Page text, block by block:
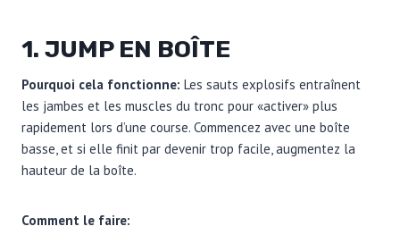
1. JUMP EN BOÎTE
Pourquoi cela fonctionne: Les sauts explosifs entraînent
les jambes et les muscles du tronc pour «activer» plus
rapidement lors d’une course. Commencez avec une boîte
basse, et si elle finit par devenir trop facile, augmentez la
hauteur de la boîte.
Comment le faire: